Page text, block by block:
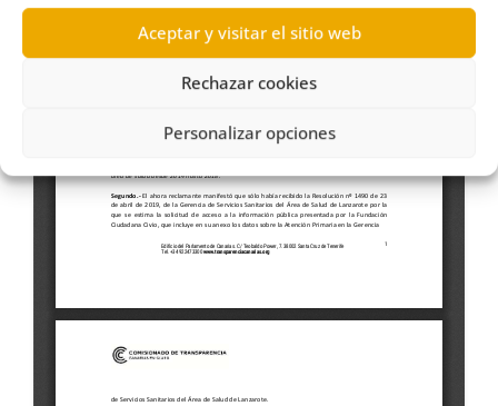
Aceptar y visitar el sitio web
Rechazar cookies
Personalizar opciones